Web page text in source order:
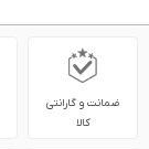
ضمانت و گارانتی
کالا